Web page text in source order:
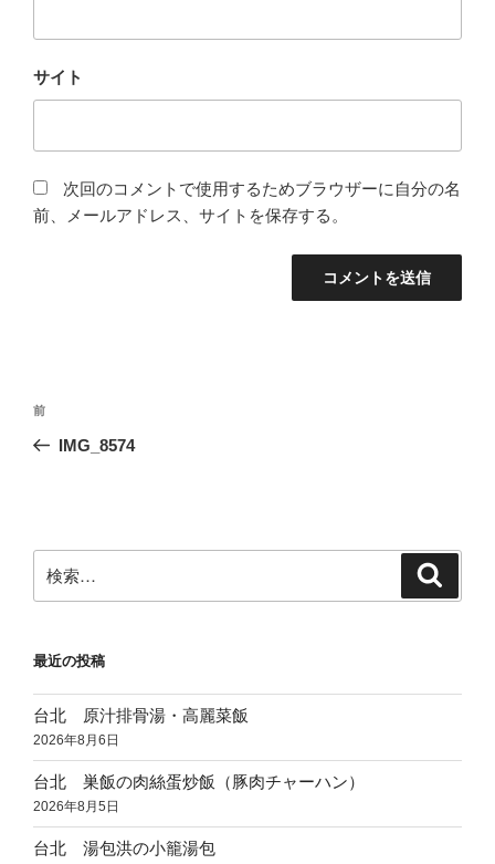
サイト
次回のコメントで使用するためブラウザーに自分の名
前、メールアドレス、サイトを保存する。
投
ナ
ー
シ
前
の
前
IMG_8574
索:
最近の投稿
台北 原汁排骨湯・高麗菜飯
2026年8月6日
台北 巣飯の肉絲蛋炒飯（豚肉チャーハン）
2026年8月5日
台北 湯包洪の小籠湯包